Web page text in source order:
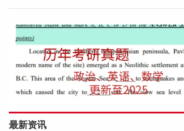
最新资讯